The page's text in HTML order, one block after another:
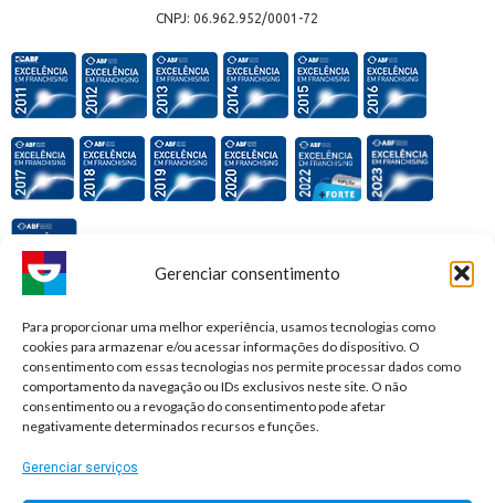
Gerenciar consentimento
Para proporcionar uma melhor experiência, usamos tecnologias como
cookies para armazenar e/ou acessar informações do dispositivo. O
consentimento com essas tecnologias nos permite processar dados como
comportamento da navegação ou IDs exclusivos neste site. O não
consentimento ou a revogação do consentimento pode afetar
negativamente determinados recursos e funções.
Gerenciar serviços
CNPJ: 06.962.952/0001-72
Premiações e honrarias: